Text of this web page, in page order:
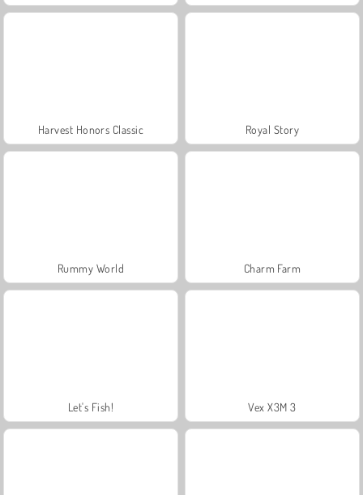
Harvest Honors Classic Royal Story
Rummy World Charm Farm
Let's Fish! Vex X3M 3